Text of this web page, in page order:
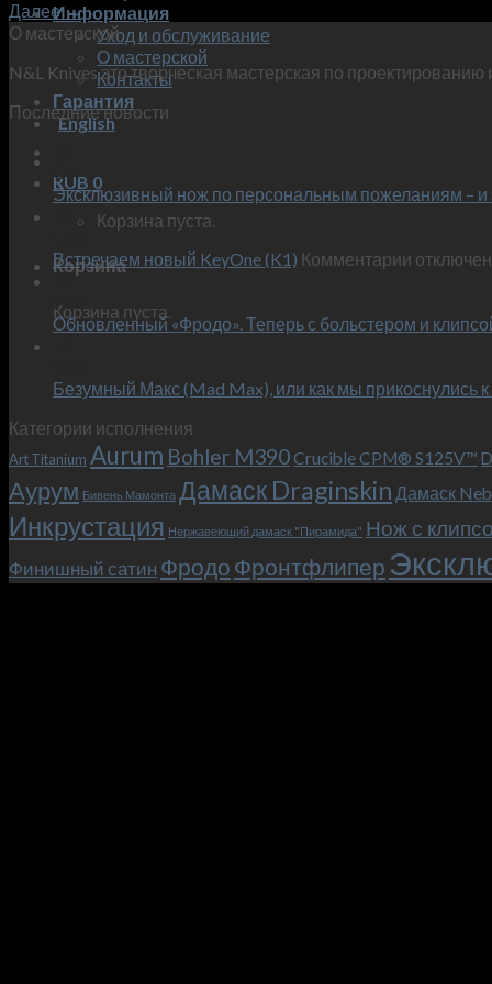
Информация
Уход и обслуживание
О мастерской
Контакты
Гарантия
English
RUB 0
Корзина пуста.
Корзина
Корзина пуста.
Далее→
О мастерской
N&L Knives это творческая мастерская по
Последние новости
Окт
Эксклюзивный нож по персональным пожеланиям – и
Встречаем новый KeyOne (K1) Комментарии к
новый
Июн
Обновленный «Фродо». Теперь с больстером и
Безумный Макс (Mad Max), или как мы прикоснулись
Категории исполнения
Art Titanium Aurum Bohler M390Crucible CPM® S125V™
Аурум Бивень Мамонта Дамаск Draginskin Дамаск
Инкрустация Нержавеющий дамаск "Пирамида" Нож с
Финишный сатин Фродо Фронтфлипер